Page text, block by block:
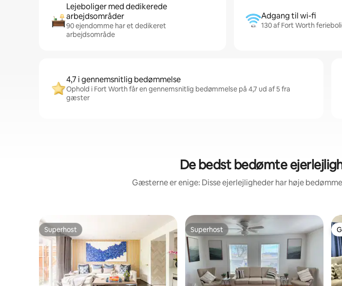
Lejeboliger med dedikerede
arbejdsområder
90 ejendomme har et dedikeret
arbejdsområde
Adgang til wi-fi
130 af Fort Worth
4,7 i gennemsnitlig bedømmelse
Ophold i Fort Worth får en gennemsnitlig bedømmelse på 4,7 ud af 5 fra
gæster
De bedst bedømte
Gæsterne er enige: Disse ejerlejligheder har høje
Superhost
Superhost Superhost
Superhost